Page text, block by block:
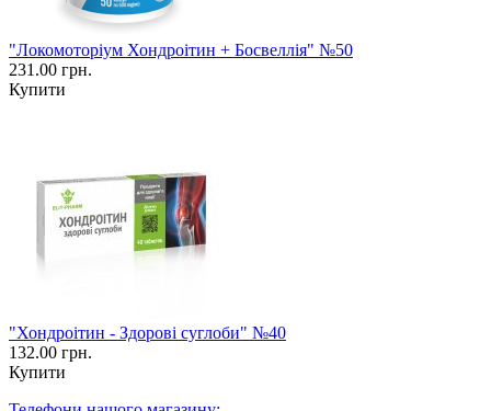
"Локомоторіум Хондроітин + Босвеллія" №50
231.00 грн.
Купити
"Хондроітин - Здорові суглоби" №40
132.00 грн.
Купити